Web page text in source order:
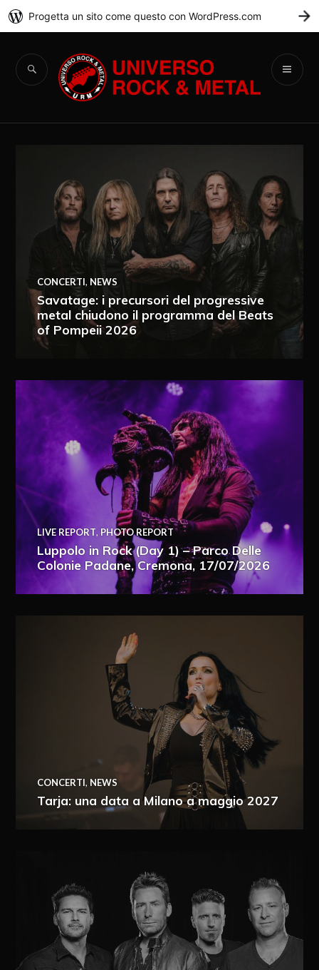
Universo Rock &
Metal
CONCERTI, NEWS
Savatage: i precursori del progressive
metal chiudono il programma del Beats
of Pompeii 2026
LIVE REPORT,PHOTO REPORT
Luppolo in Rock (Day 1) – Parco Delle
Colonie Padane, Cremona, 17/07/2026
CONCERTI, NEWS
Tarja: una data a Milano a maggio 2027
Progetta un sito come questo con WordPress.com